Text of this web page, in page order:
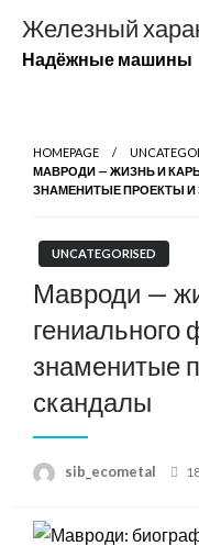
содержимому
Железный
Надёжные машины
HOMEPAGE
МАВРОДИ — ЖИЗНЬ И
ЗНАМЕНИТЫЕ ПРОЕКТЫ
UNCATEGORISED
Мавроди —
гениального
знаменитые
скандалы
sib_ecometal